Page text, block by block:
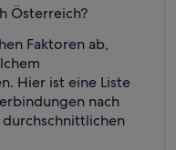
Österreich?
Faktoren ab,
Hier ist eine Liste
nach